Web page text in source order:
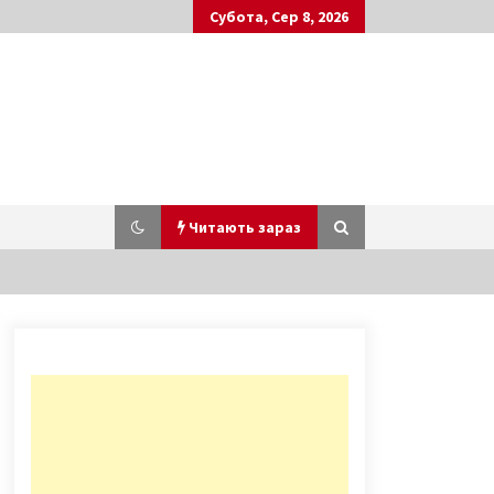
Субота, Сер 8, 2026
Читають зараз